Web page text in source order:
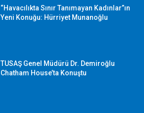
“Havacılıkta Sınır Tanımayan Kadınlar”ın
Yeni Konuğu: Hürriyet Munanoğlu
TUSAŞ Genel Müdürü Dr. Demiroğlu
Chatham House’ta Konuştu